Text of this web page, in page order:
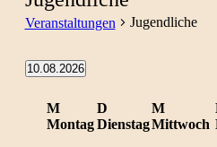
Veranstaltungen Jugendliche
10.08.2026
wählen.
Kalender
M
Montag
D
Dienstag
M
Mittwoch